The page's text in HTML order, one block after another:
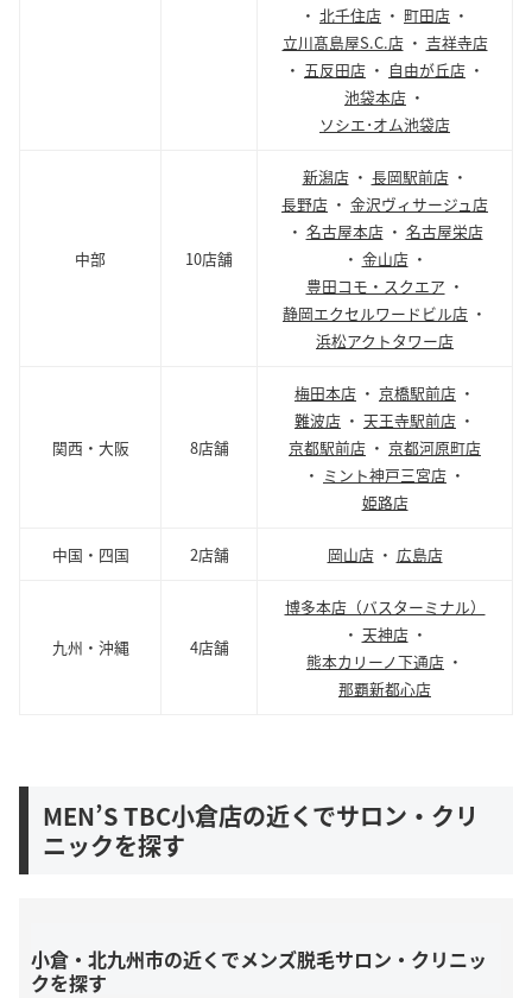
・ 北千住店 ・ 町田店 ・
立川髙島屋S.C.店・ 吉祥寺店
・ 五反田店 ・ 自由が丘店 ・
池袋本店 ・
ソシエ･オム池袋店
中部 10店舗
新潟店・ 長岡駅前店・
長野店 ・ 金沢ヴィサージュ店
・ 名古屋本店・ 名古屋栄店
・ 金山店・
豊田コモ・スクエア ・
静岡エクセルワードビル店 ・
浜松アクトタワー店
関西・大阪 8店舗
梅田本店 ・ 京橋駅前店 ・
難波店 ・ 天王寺駅前店 ・
京都駅前店 ・ 京都河原町店
・ ミント神戸三宮店 ・
姫路店
中国・四国 2店舗 岡山店・ 広島店
九州・沖縄 4店舗
博多本店（バスターミナル）
・ 天神店・
熊本カリーノ下通店 ・
那覇新都心店
MEN’S TBC小倉店の近くでサロン・クリ
ニックを探す
小倉・北九州市の近くでメンズ脱毛サロン・クリニッ
クを探す